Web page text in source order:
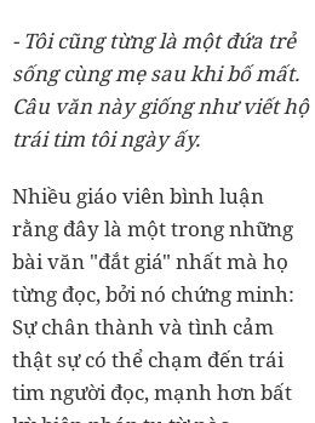
- Tôi cũng từng là một đứa trẻ
sống cùng mẹ sau khi bố mất.
Câu văn này giống như viết hộ
trái tim tôi ngày ấy.
Nhiều giáo viên bình luận
rằng đây là một trong những
bài văn "đắt giá" nhất mà họ
từng đọc, bởi nó chứng minh:
Sự chân thành và tình cảm
thật sự có thể chạm đến trái
tim người đọc, mạnh hơn bất